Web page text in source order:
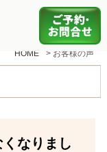
HOME > お客様の声
くなりまし